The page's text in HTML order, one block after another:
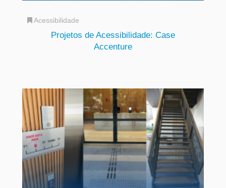
Acessibilidade
Projetos de Acessibilidade: Case
Accenture